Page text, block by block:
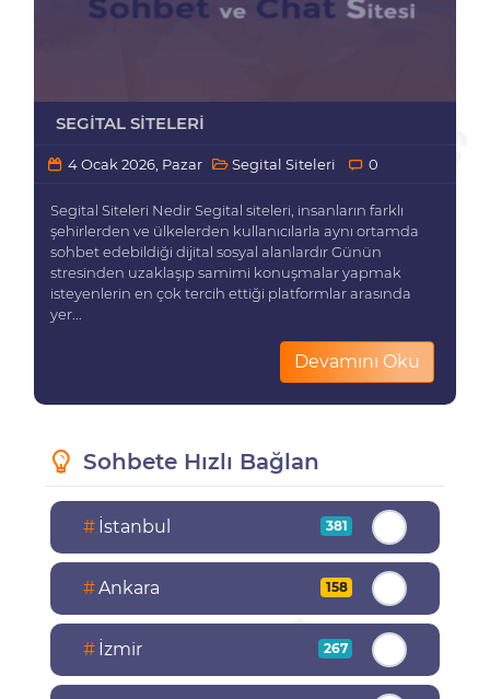
SEGITAL SITELERI
4 Ocak 2026, Pazar Segital Siteleri 0
Segital Siteleri Nedir Segital siteleri, insanların farklı
şehirlerden ve ülkelerden kullanıcılarla aynı ortamda
sohbet edebildiği dijital sosyal alanlardır Günün
stresinden uzaklaşıp samimi konuşmalar yapmak
isteyenlerin en çok tercih ettiği platformlar arasında
yer...
Devamını Oku
Sohbete Hızlı Bağlan
# İstanbul 381
#Ankara 158
# İzmir 267